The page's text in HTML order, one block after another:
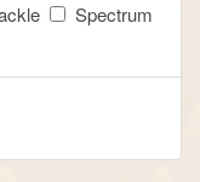
Spectrum